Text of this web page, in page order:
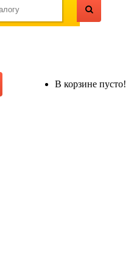
В корзине пусто!